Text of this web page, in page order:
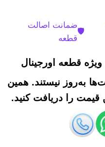
🛡️
ضمانت اصالت
قطعه
قطعه اورجینال
به‌روز نیستند. همین
قیمت را دریافت کنید.